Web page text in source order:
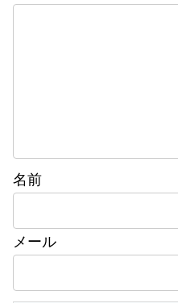
名前
メール